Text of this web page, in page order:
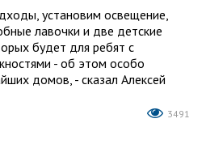
установим освещение,
лавочки и две детские
будет для ребят с
- об этом особо
домов, - сказал Алексей
3491